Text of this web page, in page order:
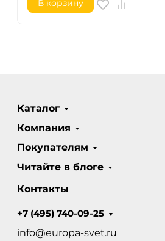
В корзину
Каталог
Компания
Покупателям
Читайте в блоге
Контакты
+7 (495) 740-09-25
info@europa-svet.ru